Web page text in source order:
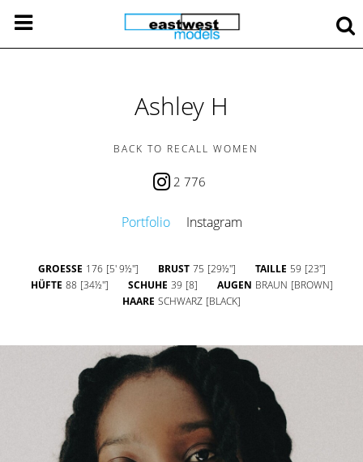
Ashley H
BACK TO RECALL WOMEN
2 776
Portfolio Instagram
GROESSE 176 [5' 9½''] BRUST 75 [29½''] TAILLE 59 [23'']
HÜFTE 88 [34½''] SCHUHE 39 [8] AUGEN BRAUN [BROWN]
HAARE SCHWARZ [BLACK]